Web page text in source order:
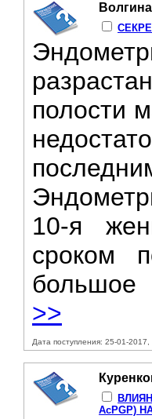
полости
10-я
сроком
большое
>>
Дата поступления: 25-01-
AcPGP)